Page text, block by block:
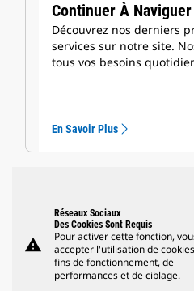
Continuer À Naviguer
Découvrez nos derniers
services sur notre site.
tous vos besoins
En Savoir Plus
warning
Réseaux Sociaux
Des Cookies Sont Requis
Pour activer cette fonction,
accepter l'utilisation de
fins de fonctionnement, de
performances et de ciblage.